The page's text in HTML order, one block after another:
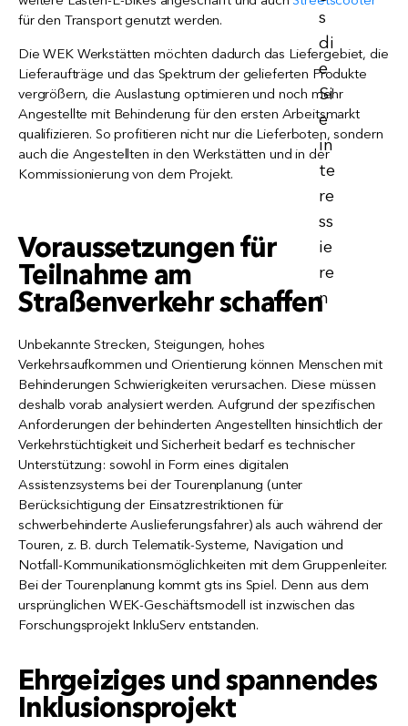
für den Transport genutzt werden.
Die WEK Werkstätten möchten dadurch das Liefergebiet, die
Lieferaufträge und das Spektrum der gelieferten Produkte
vergrößern, die Auslastung optimieren und noch mehr
Angestellte mit Behinderung für den ersten Arbeitsmarkt
qualifizieren. So profitieren nicht nur die Lieferboten, sondern
auch die Angestellten in den Werkstätten und in der
Kommissionierung von dem Projekt.
Voraussetzungen für
Teilnahme am
Straßenverkehr schaffen
Unbekannte Strecken, Steigungen, hohes
Verkehrsaufkommen und Orientierung können Menschen mit
Behinderungen Schwierigkeiten verursachen. Diese müssen
deshalb vorab analysiert werden. Aufgrund der spezifischen
Anforderungen der behinderten Angestellten hinsichtlich der
Verkehrstüchtigkeit und Sicherheit bedarf es technischer
Unterstützung: sowohl in Form eines digitalen
Assistenzsystems bei der Tourenplanung (unter
Berücksichtigung der Einsatzrestriktionen für
schwerbehinderte Auslieferungsfahrer) als auch während der
Touren, z. B. durch Telematik-Systeme, Navigation und
Notfall-Kommunikationsmöglichkeiten mit dem Gruppenleiter.
Bei der Tourenplanung kommt gts ins Spiel. Denn aus dem
ursprünglichen WEK-Geschäftsmodell ist inzwischen das
Forschungsprojekt InkluServ entstanden.
Ehrgeiziges und spannendes
Inklusionsprojekt